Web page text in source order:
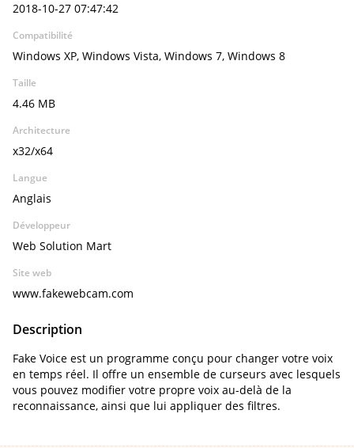
2018-10-27 07:47:42
Compatibilité
Windows XP, Windows Vista, Windows 7, Windows 8
Taille
4.46 MB
Architecture
x32/x64
Langue
Anglais
Développeur
Web Solution Mart
Site web
www.fakewebcam.com
Description
Fake Voice est un programme conçu pour changer votre voix
en temps réel. Il offre un ensemble de curseurs avec lesquels
vous pouvez modifier votre propre voix au-delà de la
reconnaissance, ainsi que lui appliquer des filtres.